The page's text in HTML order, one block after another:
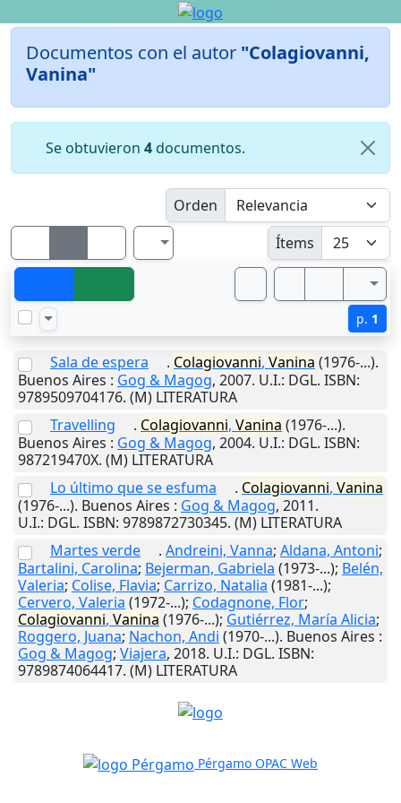
Documentos con el autor "Colagiovanni,
Vanina"
Se obtuvieron 4documentos.
Orden
Ítems
p. 1
Sala de espera . Colagiovanni, Vanina (1976-...).
Buenos Aires : Gog & Magog, 2007. U.I.: DGL. ISBN:
9789509704176. (M) LITERATURA
Travelling
. Colagiovanni, Vanina (1976-...).
Buenos Aires : Gog & Magog, 2004. U.I.: DGL. ISBN:
987219470X. (M) LITERATURA
Lo último que se esfuma
. Colagiovanni, Vanina
(1976-...). Buenos Aires : Gog & Magog, 2011.
U.I.: DGL. ISBN: 9789872730345. (M) LITERATURA
Martes verde
. Andreini, Vanna; Aldana, Antoni;
Bartalini, Carolina; Bejerman, Gabriela (1973-...); Belén,
Valeria; Colise, Flavia; Carrizo, Natalia (1981-...);
Cervero, Valeria (1972-...); Codagnone, Flor;
Colagiovanni, Vanina (1976-...); Gutiérrez, María Alicia;
Roggero, Juana; Nachon, Andi (1970-...). Buenos Aires :
Gog & Magog; Viajera, 2018. U.I.: DGL. ISBN:
9789874064417. (M) LITERATURA
Pérgamo OPAC Web